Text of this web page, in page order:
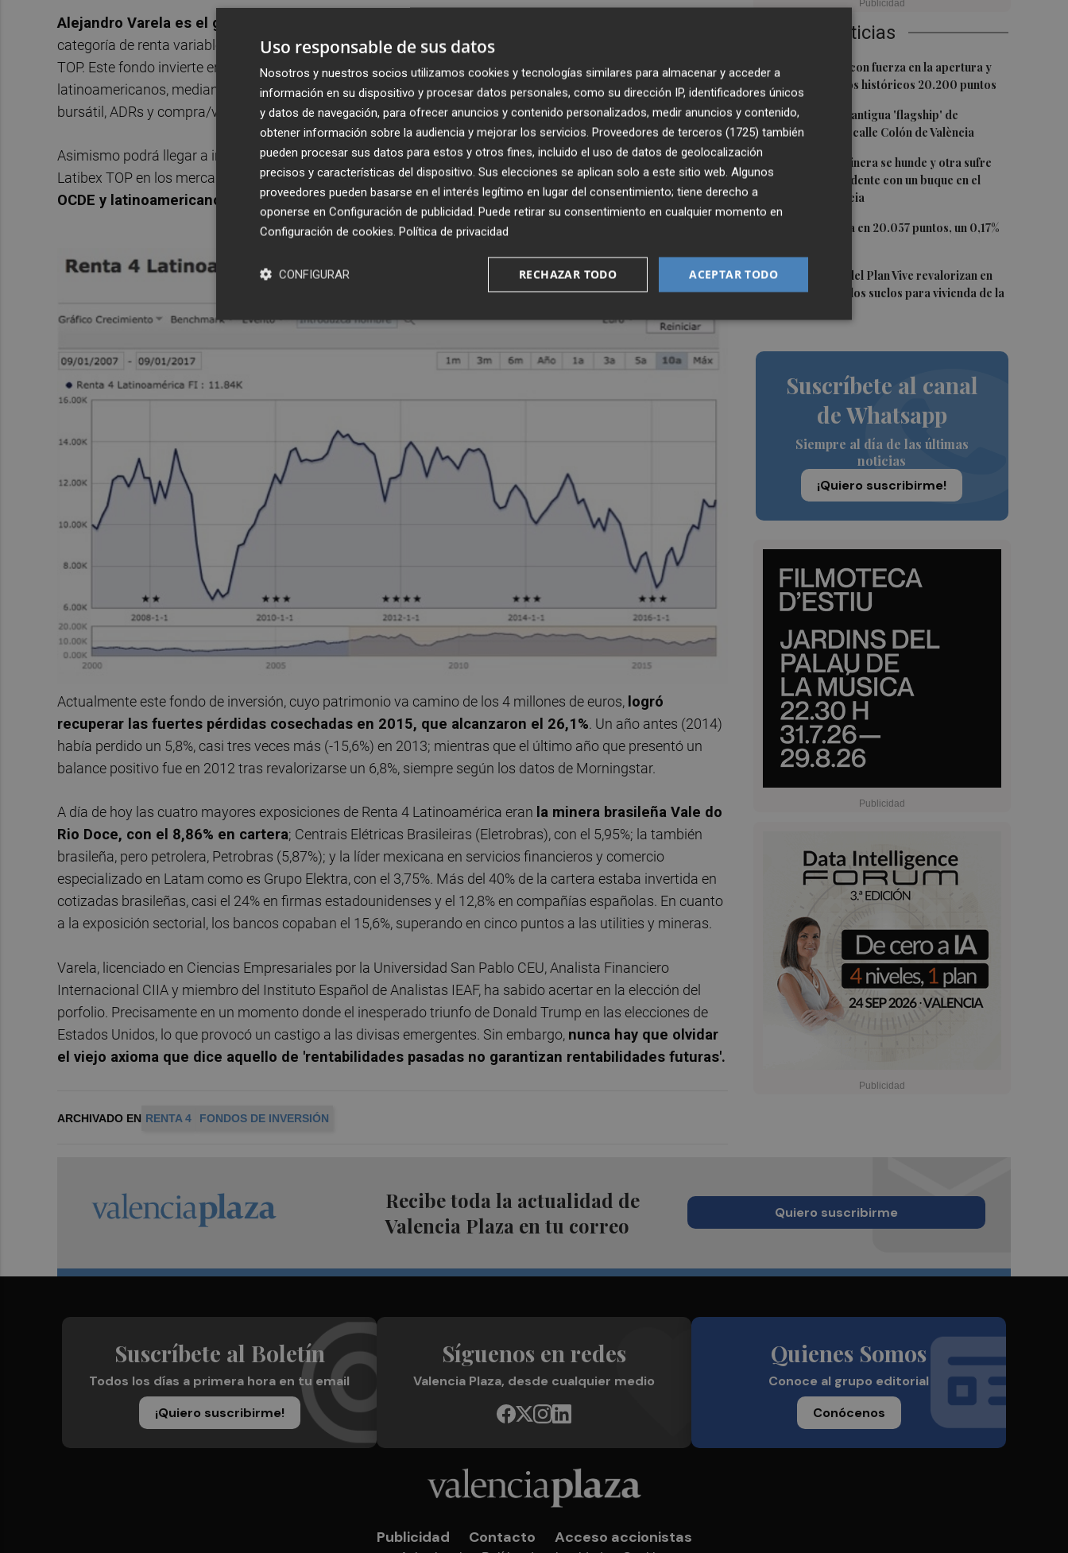
Últimas Noticias
1El Ibex 35 sube con fuerza en la apertura y
logra superar los históricos 20.200 puntos
2Oysho ocupa la antigua 'flagship' de
Nespresso en la calle Colón de València
3 Una batea clochinera se hunde y otra sufre
daños en un incidente con un buque en el
puerto de Valencia
El Ibex 35 cierra en 20.057 puntos, un 0,17%
5Los concursos del Plan Vive revalorizan en
casi 12 millones los suelos para vivienda de la
Suscríbete al canal
de Whatsapp
Siempre al día de las últimas
noticias
¡Quiero suscribirme!
Alejandro Varela es el gestor de Renta 4 Latinoamérica desde junio de 2011
categoría de renta variable internacional y que toma como referencia la rentabilidad del índice FTSE Latibex
TOP. Este fondo invierte entre el 75% y 100% en renta variable y de ésta en torno al 95% en emisores
latinoamericanos, mediante la compra de al contado de acciones de emisores de gran capitalización
bursátil, ADRs y compra/venta de futuros y opciones de índices latinoamericanos y acciones.
Asimismo podrá llegar a invertir todos sus valores de renta variable en emisores que coticen en el FTSE
Latibex TOP en los mercados donde coticen los ADRs de valores latinoamericanos,otros mercados de la
OCDE y latinoamericanos principalmente Brasil, México, Argentina y Chile.
Actualmente este fondo de inversión, cuyo patrimonio va camino de los 4 millones de euros, logró
recuperar las fuertes pérdidas cosechadas en 2015, que alcanzaron el 26,1%. Un año antes (2014)
había perdido un 5,8%, casi tres veces más (-15,6%) en 2013; mientras que el último año que presentó un
balance positivo fue en 2012 tras revalorizarse un 6,8%, siempre según los datos de Morningstar.
A día de hoy las cuatro mayores exposiciones de Renta 4 Latinoamérica eran la minera brasileña Vale do
Rio Doce, con el 8,86% en cartera; Centrais Elétricas Brasileiras (Eletrobras), con el 5,95%; la también
brasileña, pero petrolera, Petrobras (5,87%); y la líder mexicana en servicios financieros y comercio
especializado en Latam como es Grupo Elektra, con el 3,75%. Más del 40% de la cartera estaba invertida en
cotizadas brasileñas, casi el 24% en firmas estadounidenses y el 12,8% en compañías españolas. En cuanto
a la exposición sectorial, los bancos copaban el 15,6%, superando en cinco puntos a las utilities y mineras.
Varela, licenciado en Ciencias Empresariales por la Universidad San Pablo CEU, Analista Financiero
Internacional CIIA y miembro del Instituto Español de Analistas IEAF, ha sabido acertar en la elección del
porfolio. Precisamente en un momento donde el inesperado triunfo de Donald Trump en las elecciones de
Estados Unidos, lo que provocó un castigo a las divisas emergentes. Sin embargo, nunca hay que olvidar
el viejo axioma que dice aquello de 'rentabilidades pasadas no garantizan rentabilidades futuras'.
ARCHIVADO EN RENTA 4 FONDOS DE INVERSIÓN
Recibe toda la actualidad de
Valencia Plaza en tu correo
Quiero suscribirme
Suscríbete al Boletín
Todos los días a primera hora en tu email
¡Quiero suscribirme!
Síguenos en redes
Valencia Plaza, desde cualquier medio
Quienes Somos
Conoce al grupo editorial
Conócenos
Publicidad Contacto Acceso accionistas
Uso responsable de sus datos
Nosotros y nuestros socios utilizamos cookies y tecnologías similares para almacenar y acceder a
información en su dispositivo y procesar datos personales, como su dirección IP, identificadores únicos
y datos de navegación, para ofrecer anuncios y contenido personalizados, medir anuncios y contenido,
obtener información sobre la audiencia y mejorar los servicios. Proveedores de terceros (1725) también
pueden procesar sus datos para estos y otros fines, incluido el uso de datos de geolocalización
precisos y características del dispositivo. Sus elecciones se aplican solo a este sitio web. Algunos
proveedores pueden basarse en el interés legítimo en lugar del consentimiento; tiene derecho a
oponerse en Configuración de publicidad. Puede retirar su consentimiento en cualquier momento en
Configuración de cookies. Política de privacidad
ACEPTAR TODO
RECHAZAR TODO
CONFIGURAR